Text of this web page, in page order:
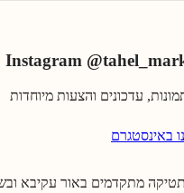
Instagram
עדכונים והצעות מיוחדות
באינסטגרם
מתקדמים באור עקיבא